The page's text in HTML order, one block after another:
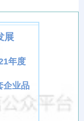
展
年度
企业品